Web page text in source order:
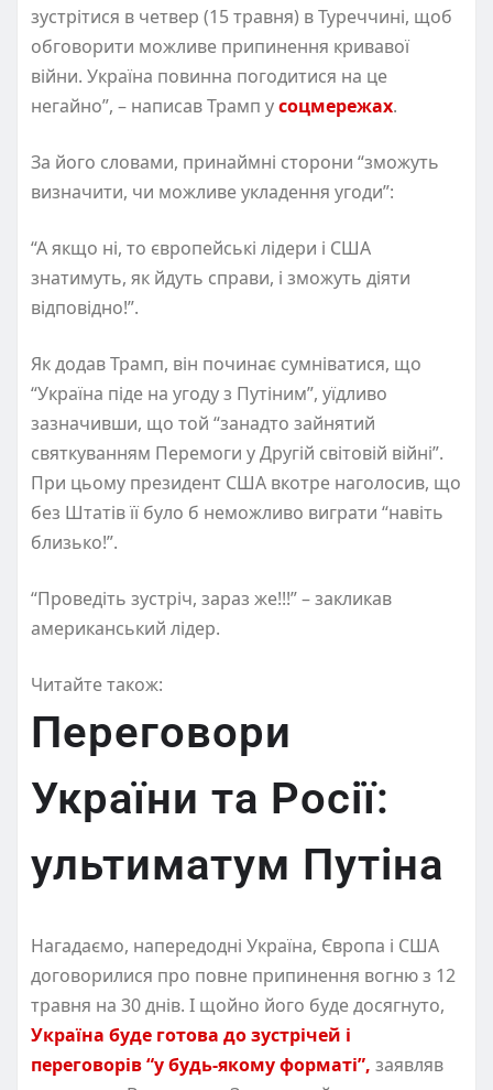
зустрітися в четвер (15 травня) в Туреччині, щоб
обговорити можливе припинення кривавої
війни. Україна повинна погодитися на це
негайно”, – написав Трамп усоцмережах.
За його словами, принаймні сторони “зможуть
визначити, чи можливе укладення угоди”:
“А якщо ні, то європейські лідери і США
знатимуть, як йдуть справи, і зможуть діяти
відповідно!”.
Як додав Трамп, він починає сумніватися, що
“Україна піде на угоду з Путіним”, уїдливо
зазначивши, що той “занадто зайнятий
святкуванням Перемоги у Другій світовій війні”.
При цьому президент США вкотре наголосив, що
без Штатів її було б неможливо виграти “навіть
близько!”.
“Проведіть зустріч, зараз же!!!” – закликав
американський лідер.
Читайте також:
Переговори
України та Росії:
ультиматум Путіна
Нагадаємо, напередодні Україна, Європа і США
договорилися про повне припинення вогню з 12
травня на 30 днів. І щойно його буде досягнуто,
Україна буде готова до зустрічей і
переговорів “у будь-якому форматі”, заявляв